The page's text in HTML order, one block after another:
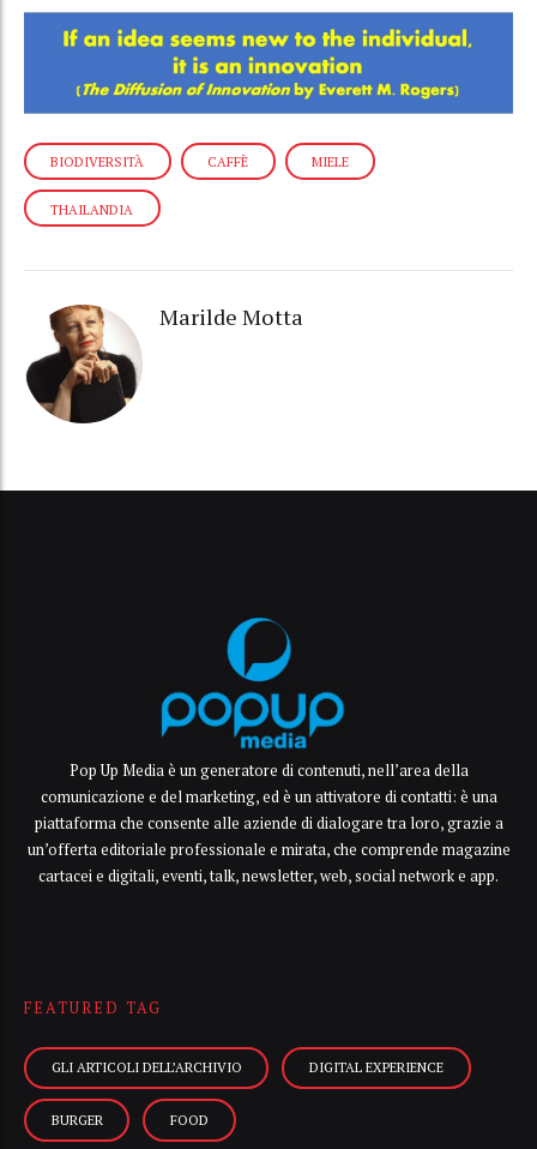
BIODIVERSITÀ CAFFÈ MIELE
THAILANDIA
Marilde Motta
Pop Up Media è un generatore di contenuti, nell’area della
comunicazione e del marketing, ed è un attivatore di contatti: è una
piattaforma che consente alle aziende di dialogare tra loro, grazie a
un’offerta editoriale professionale e mirata, che comprende magazine
cartacei e digitali, eventi, talk, newsletter, web, social network e app.
FEATURED TAG
GLI ARTICOLI DELL’ARCHIVIO DIGITAL EXPERIENCE
BURGER FOOD